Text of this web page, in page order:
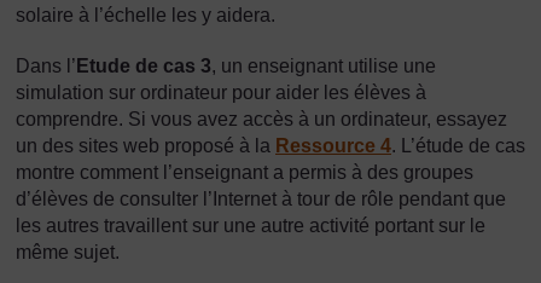
solaire à l’échelle les y aidera.
Dans l’ Etude de cas 3, un enseignant utilise une
simulation sur ordinateur pour aider les élèves à
comprendre. Si vous avez accès à un ordinateur, essayez
un des sites web proposé à la Ressource 4. L’étude de cas
montre comment l’enseignant a permis à des groupes
d’élèves de consulter l’Internet à tour de rôle pendant que
les autres travaillent sur une autre activité portant sur le
même sujet.